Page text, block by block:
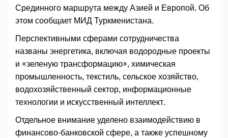
Срединного маршрута между Азией и Европой. Об
этом сообщает МИД Туркменистана.
Перспективными сферами сотрудничества
названы энергетика, включая водородные проекты
и «зеленую трансформацию», химическая
промышленность, текстиль, сельское хозяйство,
водохозяйственный сектор, информационные
технологии и искусственный интеллект.
Отдельное внимание уделено взаимодействию в
финансово-банковской сфере, а также успешному